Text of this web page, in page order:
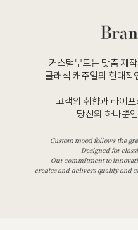
커스텀무드는 맞춤 제
클래식 캐주얼의 현대적
고객의 취향과 라이
당신의 하나뿐
Custom mood follows the
Designed for
Our commitment to
creates and delivers quality and